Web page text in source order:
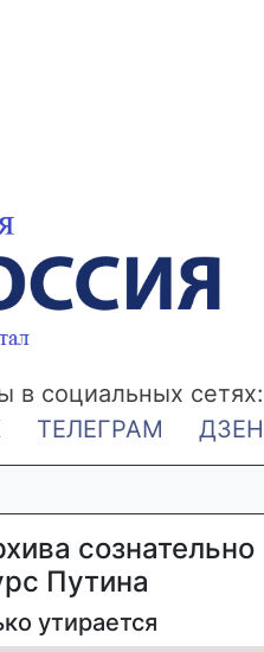
в социальных сетях:
ТЕЛЕГРАМ ДЗЕН
сознательно
Путина
утирается